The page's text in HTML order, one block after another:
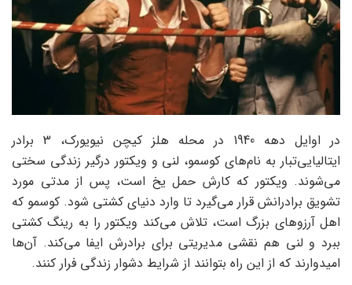
در اوایل دهه 1940 در محله هلز کیچن نیویورک، 3 برادر
ایتالیایی‌تبار به نام‌های کوسمو، لنی و ویکتور درگیر زندگی سختی‌
می‌شوند. ویکتور که کارش حمل یخ است، پس از مدتی مورد
تشویق برادرانش قرار می‌گیرد تا وارد دنیای کشتی شود. کوسمو که
اهل آرزوهای بزرگ است، تلاش می‌کند ویکتور را به رینگ کشتی
ببرد و لنی هم نقشی مدیریتی برای برادرش ایفا می‌کند. آن‌ها
امیدوارند که از این راه بتوانند از شرایط دشوار زندگی فرار کنند.